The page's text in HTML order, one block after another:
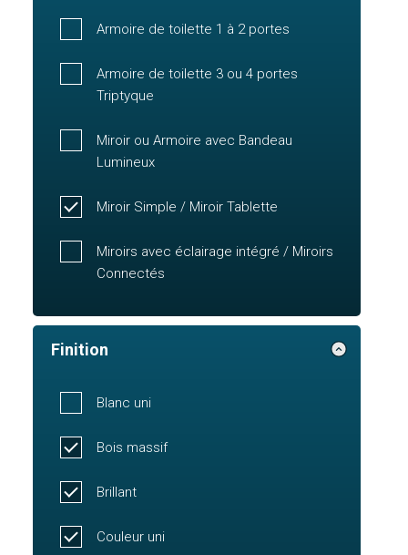
Armoire de toilette 1 à 2 portes
Armoire de toilette 3 ou 4 portes
Triptyque
Miroir ou Armoire avec Bandeau
Lumineux
Miroir Simple / Miroir Tablette
Miroirs avec éclairage intégré / Miroirs
Connectés
Finition
Blanc uni
Bois massif
Brillant
Couleur uni